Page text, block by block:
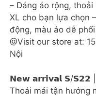
– Dáng áo rộng,
XL cho bạn lựa chọn
động, màu áo dễ
@Visit our store at:
Nội
𝗡𝗲𝘄 𝗮𝗿𝗿𝗶𝘃𝗮𝗹 𝗦/𝗦𝟮𝟮
Thoải mái tận hưởng